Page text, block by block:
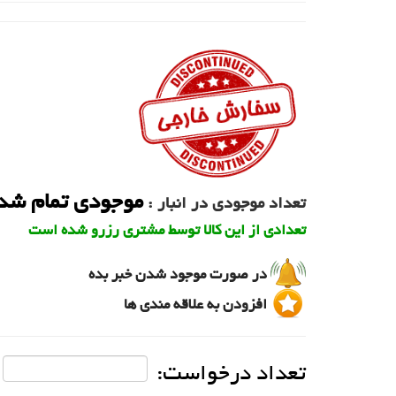
تعداد موجودی در انبار :موجودی تمام
تعدادی از این کالا توسط مشتری رزرو شده است
در صورت موجود شدن خبر بده
افزودن به علاقه مندی ها
تعداد درخواست: